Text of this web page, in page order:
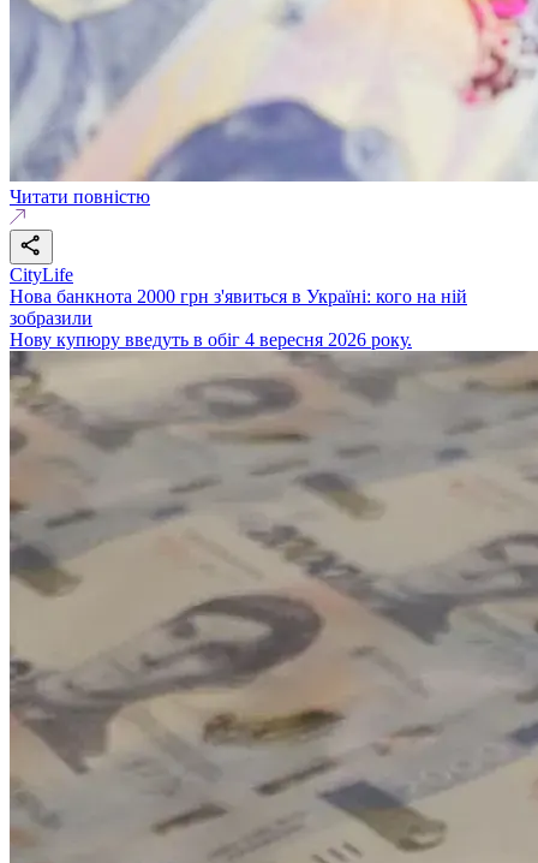
Читати повністю
CityLife
Нова банкнота 2000 грн з'явиться в Україні: кого на ній
зобразили
Нову купюру введуть в обіг 4 вересня 2026 року.